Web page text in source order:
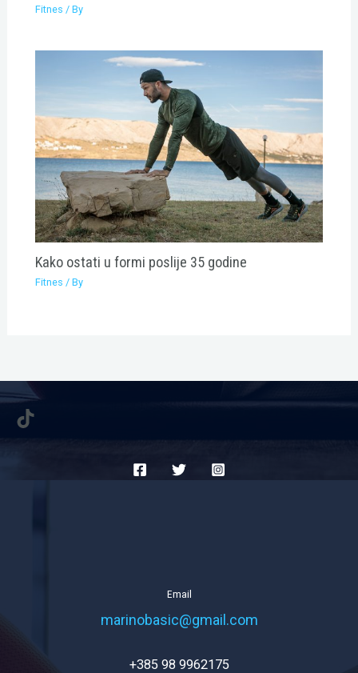
Fitnes / By
Kako ostati u formi poslije 35 godine
Fitnes / By
TikTok
Email
marinobasic@gmail.com
+385 98 9962175